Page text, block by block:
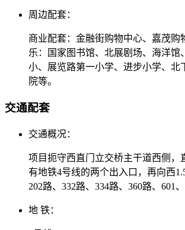
周边配套：
商业配套：金融街购物中心、嘉茂
乐：国家图书馆、北展剧场、海洋
小、展览路第一小学、进步小学、
院等。
交通配套
交通概况：
项目扼守西直门立交桥主干道西侧
有地铁4号线的两个出入口，再向西
202路、332路、334路、360路、601
地 铁：